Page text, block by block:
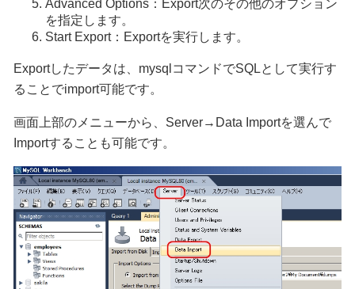
Advanced Options：Export次のその他のオプション
を指定します。
Start Export：Exportを実行します。
Exportしたデータは、mysqlコマンドでSQLとして実行す
ることでimport可能です。
画面上部のメニューから、Server→Data Importを選んで
Importすることも可能です。